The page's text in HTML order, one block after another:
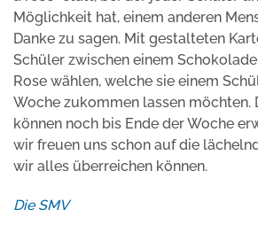
Möglichkeit hat, einem anderen
Danke zu sagen. Mit gestalteten
Schüler zwischen einem
Rose wählen, welche sie einem
Woche zukommen lassen möchten.
können noch bis Ende der Woche
wir freuen uns schon auf die
wir alles überreichen können.
Die SMV